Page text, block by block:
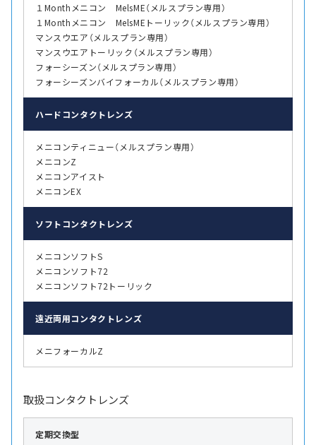
１Monthメニコン MelsME（メルスプラン専用）
１Monthメニコン MelsMEトーリック（メルスプラン専用）
マンスウエア（メルスプラン専用）
マンスウエアトーリック（メルスプラン専用）
フォーシーズン（メルスプラン専用）
フォーシーズンバイフォーカル（メルスプラン専用）
ハード コンタクトレンズ
メニコンティニュー（メルスプラン専用）
メニコンZ
メニコンアイスト
メニコンEX
ソフト コンタクトレンズ
メニコンソフトS
メニコンソフト72
メニコンソフト72トーリック
遠近両用コンタクトレンズ
メニフォーカルZ
取扱コンタクトレンズ
定期交換型